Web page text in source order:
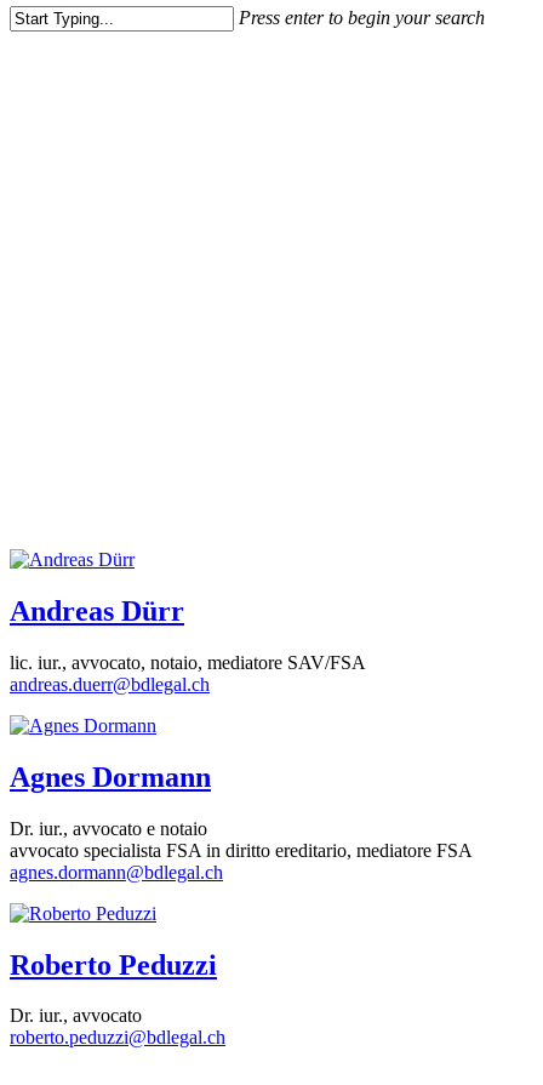
Press enter to begin your search
Andreas Dürr
lic. iur., avvocato, notaio, mediatore SAV/FSA
andreas.duerr@bdlegal.ch
Agnes Dormann
Dr. iur., avvocato e notaio
avvocato specialista FSA in diritto ereditario, mediatore FSA
agnes.dormann@bdlegal.ch
Roberto Peduzzi
Dr. iur., avvocato
roberto.peduzzi@bdlegal.ch